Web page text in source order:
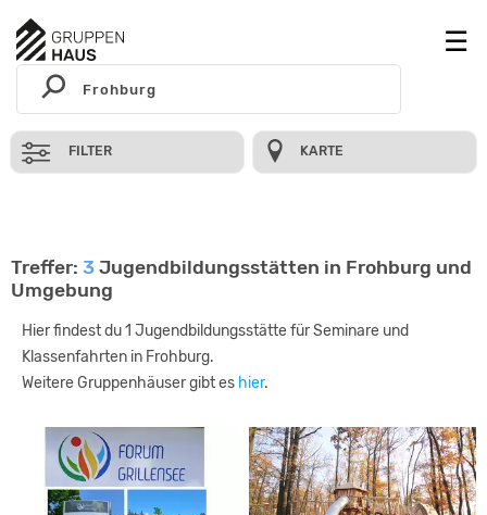
FILTER KARTE
Treffer: 3 Jugendbildungsstätten in Frohburg und
Umgebung
Hier findest du 1 Jugendbildungsstätte für Seminare und
Klassenfahrten in Frohburg.
Weitere Gruppenhäuser gibt es hier.